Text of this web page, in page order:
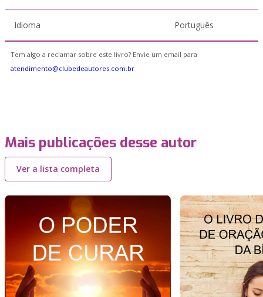
Idioma Português
Tem algo a reclamar sobre este livro? Envie um email para
atendimento@clubedeautores.com.br
Mais publicações desse autor
Ver a lista completa